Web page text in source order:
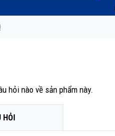
hỏi nào về sản phẩm này.
HỎI